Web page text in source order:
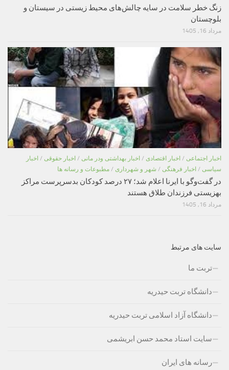
زنگ خطر سلامت در سایه چالش‌های محیط زیستی در سیستان و
بلوچستان
مرداد 16, 1405
اخبار اجتماعی / اخبار اقتصادی / اخبار بهداشتی ودر مانی / اخبار حقوقی / اخبار
سیاسی / اخبار فرهنگی / شهر و شهرداری / مطبوعات و رسانه ها
در گفت‌وگو با ایرنا اعلام شد؛ ۲۷ درصد کودکان بدسرپرست مراکز
بهزیستی فرزندان طلاق هستند
مرداد 16, 1405
سایت های مرتبط
تربت ما
دانشگاه تربت حیدریه
دانشگاه آزاد اسلامی تربت حیدریه
سایت استاد محمد حسن ابریشمی
رسانه های ایران